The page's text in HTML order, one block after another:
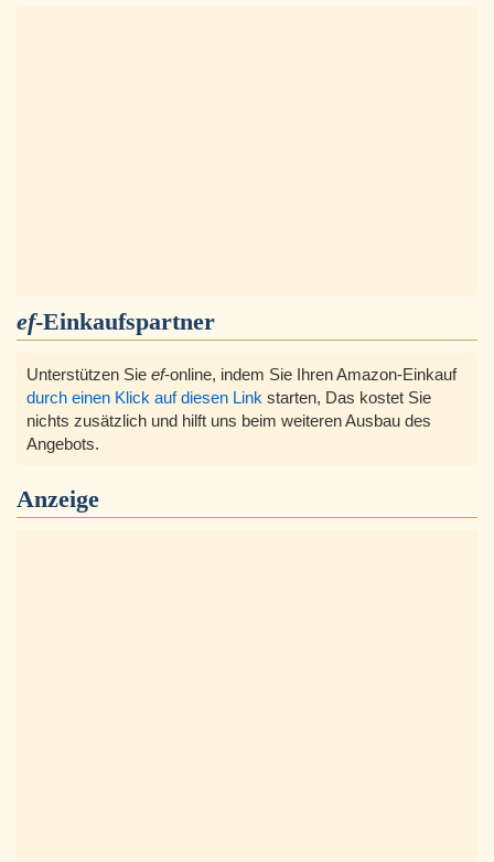
ef-Einkaufspartner
Unterstützen Sie ef-online, indem Sie Ihren Amazon-Einkauf
durch einen Klick auf diesen Link starten, Das kostet Sie
nichts zusätzlich und hilft uns beim weiteren Ausbau des
Angebots.
Anzeige